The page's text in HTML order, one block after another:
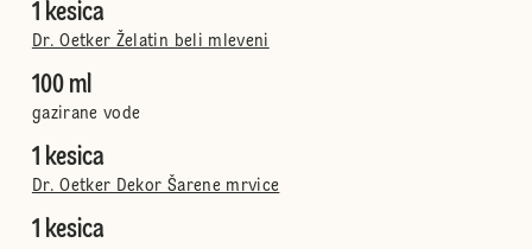
1 kesica
Dr. Oetker Želatin beli mleveni
100 ml
gazirane vode
1 kesica
Dr. Oetker Dekor Šarene mrvice
1 kesica